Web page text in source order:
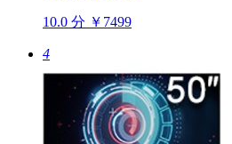
10.0 分 ￥7499
4